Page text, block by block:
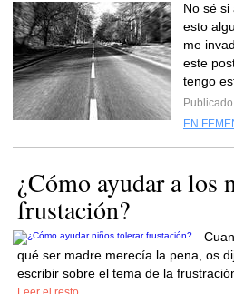
No sé si
esto
me
este
tengo
EN
¿Cómo ayudar a los
frustación?
qué ser madre merecía la pena, os
escribir sobre el tema de la